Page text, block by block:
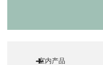
室内产品